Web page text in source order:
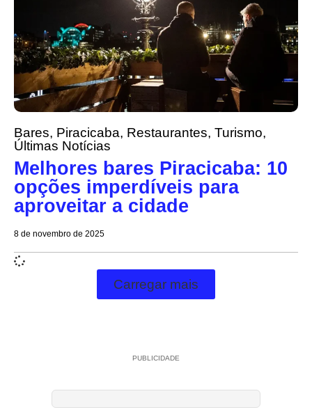
Bares, Piracicaba, Restaurantes, Turismo,
Últimas Notícias
Melhores bares Piracicaba: 10
opções imperdíveis para
aproveitar a cidade
8 de novembro de 2025
Carregar mais
PUBLICIDADE